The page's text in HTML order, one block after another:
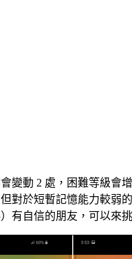
變動 2 處，困難等級會
對於短暫記憶能力較弱
有自信的朋友，可以來挑